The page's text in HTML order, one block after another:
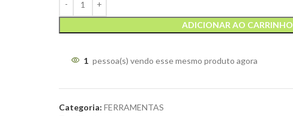
ADICIONAR AO CARRINHO
1 pessoa(s) vendo esse mesmo produto agora
Categoria: FERRAMENTAS